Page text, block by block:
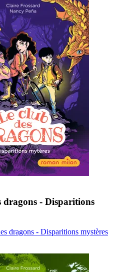
dragons - Disparitions
dragons - Disparitions mystères